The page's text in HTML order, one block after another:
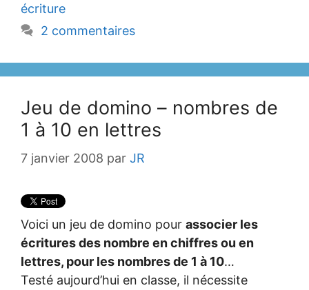
écriture
2 commentaires
Jeu de domino – nombres de
1 à 10 en lettres
7 janvier 2008 par JR
Voici un jeu de domino pour associer les
écritures des nombre en chiffres ou en
lettres, pour les nombres de 1 à 10…
Testé aujourd’hui en classe, il nécessite